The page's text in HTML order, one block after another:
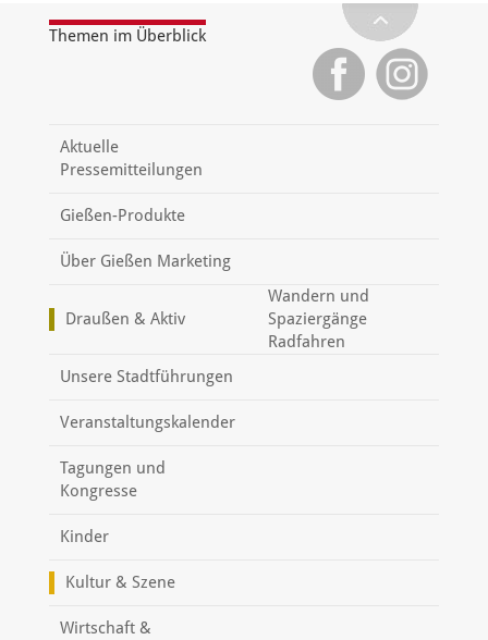
Themen im Überblick
Aktuelle
Pressemitteilungen
Gießen-Produkte
Über Gießen Marketing
Draußen & Aktiv
Wandern und
Spaziergänge
Radfahren
Unsere Stadtführungen
Veranstaltungskalender
Tagungen und
Kongresse
Kinder
Kultur & Szene
Wirtschaft &